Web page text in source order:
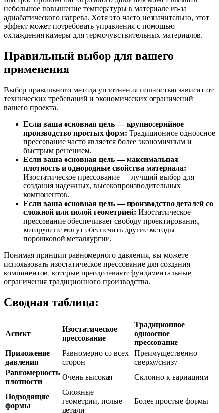
небольшое повышение температуры в материале из-за
адиабатического нагрева. Хотя это часто незначительно, этот
эффект может потребовать управления с помощью
охлаждения камеры для термочувствительных материалов.
Правильный выбор для вашего
применения
Выбор правильного метода уплотнения полностью зависит от
технических требований и экономических ограничений
вашего проекта.
Если ваша основная цель — крупносерийное
производство простых форм: Традиционное одноосное
прессование часто является более экономичным и
быстрым решением.
Если ваша основная цель — максимальная
плотность и однородные свойства материала:
Изостатическое прессование — лучший выбор для
создания надежных, высокопроизводительных
компонентов.
Если ваша основная цель — производство деталей со
сложной или полой геометрией: Изостатическое
прессование обеспечивает свободу проектирования,
которую не могут обеспечить другие методы
порошковой металлургии.
Понимая принцип равномерного давления, вы можете
использовать изостатическое прессование для создания
компонентов, которые преодолевают фундаментальные
ограничения традиционного производства.
Сводная таблица:
Аспект
Изостатическое
прессование
Традиционное
одноосное
прессование
Приложение
давления
Равномерно со всех
сторон
Преимущественно
сверху/снизу
Равномерность
плотности
Очень высокая Склонно к вариациям
Подходящие
формы
Сложные
геометрии, полые
детали
Более простые формы